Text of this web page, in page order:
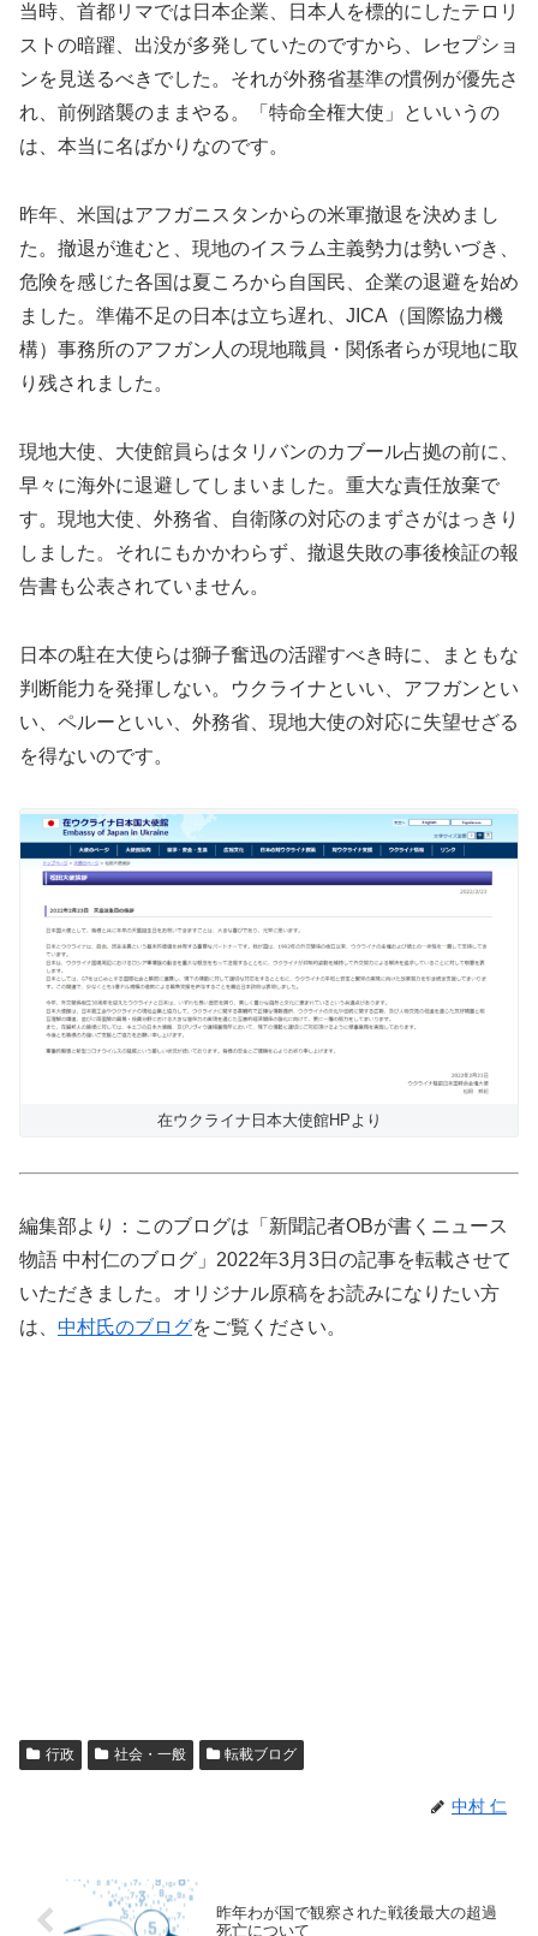
当時、首都リマでは日本企業、日本人を標的にしたテロリ
ストの暗躍、出没が多発していたのですから、レセプショ
ンを見送るべきでした。それが外務省基準の慣例が優先さ
れ、前例踏襲のままやる。「特命全権大使」といいうの
は、本当に名ばかりなのです。
昨年、米国はアフガニスタンからの米軍撤退を決めまし
た。撤退が進むと、現地のイスラム主義勢力は勢いづき、
危険を感じた各国は夏ころから自国民、企業の退避を始め
ました。準備不足の日本は立ち遅れ、JICA（国際協力機
構）事務所のアフガン人の現地職員・関係者らが現地に取
り残されました。
現地大使、大使館員らはタリバンのカブール占拠の前に、
早々に海外に退避してしまいました。重大な責任放棄で
す。現地大使、外務省、自衛隊の対応のまずさがはっきり
しました。それにもかかわらず、撤退失敗の事後検証の報
告書も公表されていません。
日本の駐在大使らは獅子奮迅の活躍すべき時に、まともな
判断能力を発揮しない。ウクライナといい、アフガンとい
い、ペルーといい、外務省、現地大使の対応に失望せざる
を得ないのです。
在ウクライナ日本大使館HPより
編集部より：このブログは「新聞記者OBが書くニュース
物語 中村仁のブログ」2022年3月3日の記事を転載させて
いただきました。オリジナル原稿をお読みになりたい方
は、 中村氏のブログをご覧ください。
行政 社会・一般 転載ブログ
中村 仁
昨年わが国で観察された戦後最大の超過
死亡について